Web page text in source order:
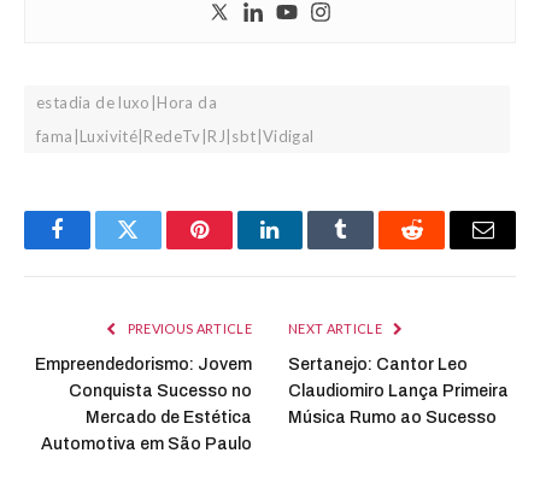
estadia de luxo|Hora da
fama|Luxivité|RedeTv|RJ|sbt|Vidigal
FacebookTwitter PinterestLinkedInTumblr Reddit Email
PREVIOUS ARTICLE
Empreendedorismo: Jovem
Conquista Sucesso no
Mercado de Estética
Automotiva em São Paulo
NEXT ARTICLE
Sertanejo: Cantor Leo
Claudiomiro Lança Primeira
Música Rumo ao Sucesso